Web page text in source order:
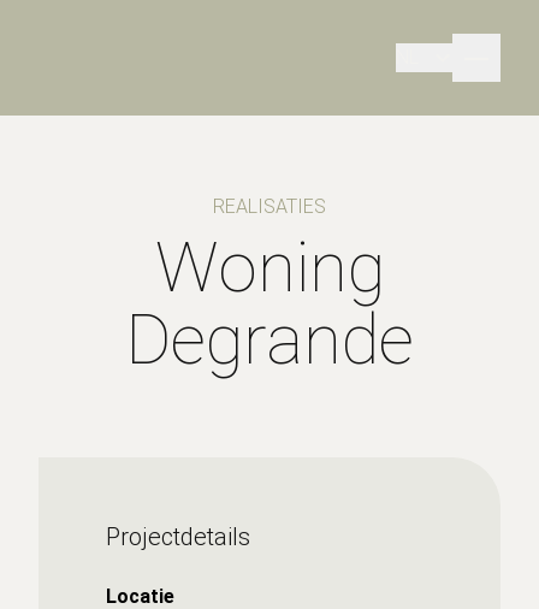
REALISATIES
Woning
Degrande
Projectdetails
Locatie